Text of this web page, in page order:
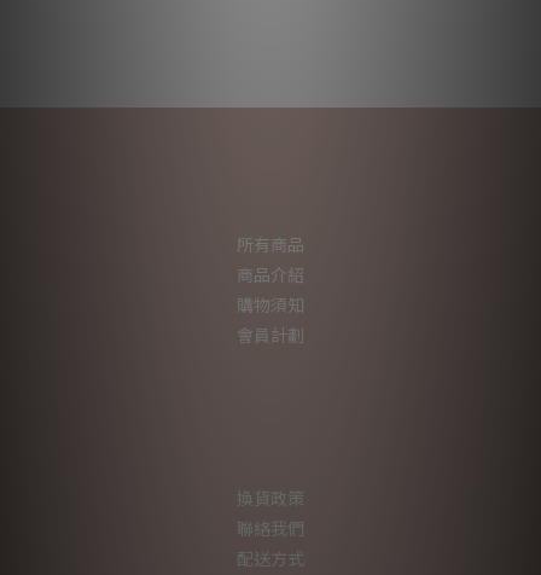
所有商品
商品介紹
購物須知
會員計劃
換貨政策
聯絡我們
配送方式